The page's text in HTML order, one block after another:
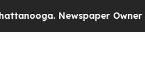
Newspaper Owner Calls